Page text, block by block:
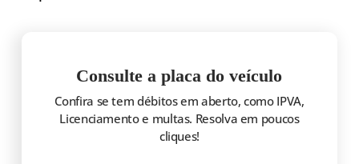
Consulte a placa do veículo
Confira se tem débitos em aberto, como IPVA,
Licenciamento e multas. Resolva em poucos
cliques!